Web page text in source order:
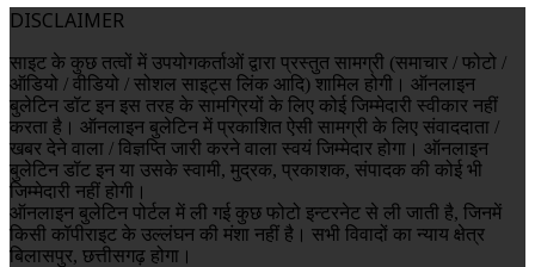
DISCLAIMER
साइट के कुछ तत्वों में उपयोगकर्ताओं द्वारा प्रस्तुत सामग्री (समाचार / फोटो /
ऑडियो / वीडियो / सोशल साइट्स लिंक आदि) शामिल होगी। ऑनलाइन
बुलेटिन डॉट इन इस तरह के सामग्रियों के लिए कोई जिम्मेदारी स्वीकार नहीं
करता है। ऑनलाइन बुलेटिन में प्रकाशित ऐसी सामग्री के लिए संवाददाता /
खबर देने वाला / विज्ञप्ति जारी करने वाला स्वयं जिम्मेदार होगा। ऑनलाइन
बुलेटिन डॉट इन या उसके स्वामी, मुद्रक, प्रकाशक, संपादक की कोई भी
जिम्मेदारी नहीं होगी।
ऑनलाइन बुलेटिन पोर्टल में ली गई कुछ फोटो इन्टरनेट से ली जाती है, जिनमें
किसी कॉपीराइट के उल्लंघन की मंशा नहीं है। सभी विवादों का न्याय क्षेत्र
बिलासपुर, छत्तीसगढ़ होगा।